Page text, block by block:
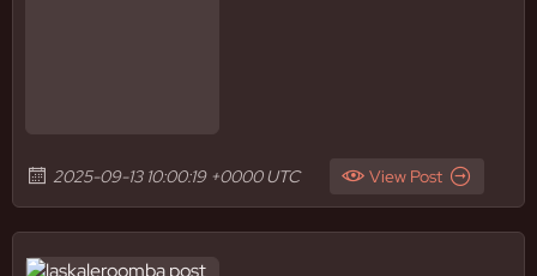
2025-09-13 10:00:19 +0000 UTC View Post